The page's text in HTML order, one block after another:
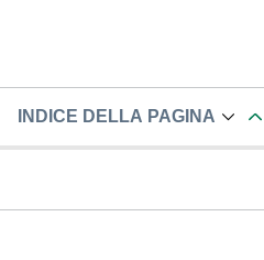
INDICE DELLA PAGINA